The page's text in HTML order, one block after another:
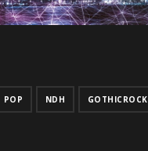
POP NDH GOTHICROCK